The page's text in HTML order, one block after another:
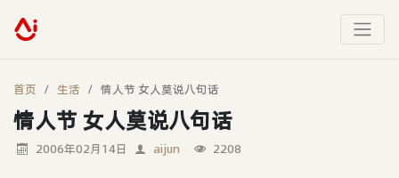
首页 生活 情人节 女人莫说八句话
情人节 女人莫说八句话
2006年02月14日 aijun 2208